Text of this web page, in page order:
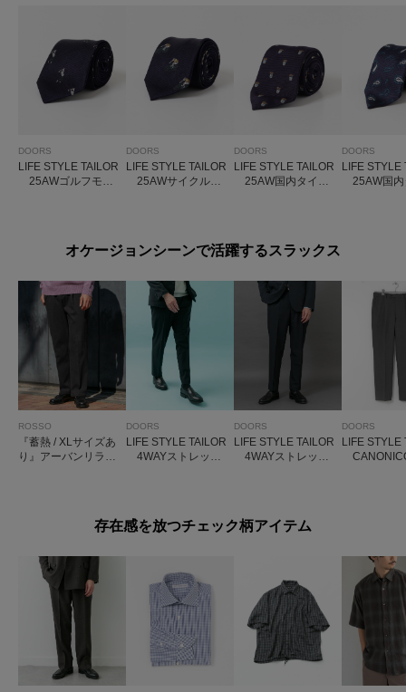
DOORS
LIFE STYLE TAILOR
25AWゴルフモチ
DOORS
LIFE STYLE TAILOR
25AWサイクルモ
DOORS
LIFE STYLE TAILOR
25AW国内タイク
DOORS
LIFE STYLE
25AW国内
オケージョンシーンで活躍するスラックス
ROSSO
『蓄熱 / XLサイズあ
り』アーバンリラッ
DOORS
LIFE STYLE TAILOR
4WAYストレッチ
DOORS
LIFE STYLE TAILOR
4WAYストレッチ
DOORS
LIFE STYLE
存在感を放つチェック柄アイテム